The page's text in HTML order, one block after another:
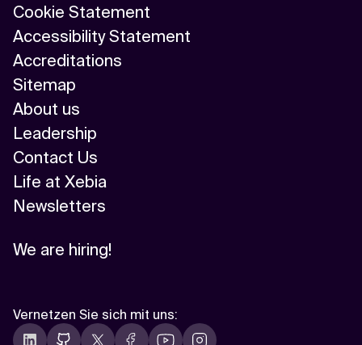
Cookie Statement
Accessibility Statement
Accreditations
Sitemap
About us
Leadership
Contact Us
Life at Xebia
Newsletters
We are hiring!
Vernetzen Sie sich mit uns: